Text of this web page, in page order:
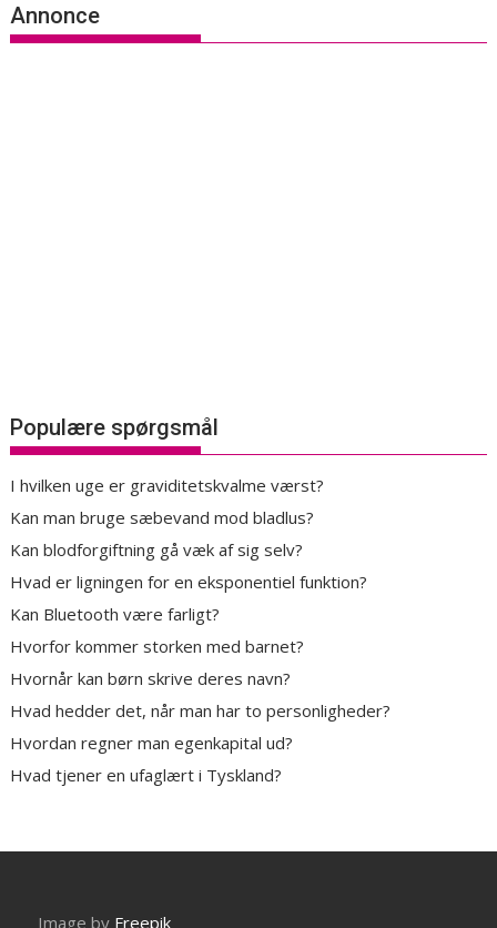
Annonce
Populære spørgsmål
I hvilken uge er graviditetskvalme værst?
Kan man bruge sæbevand mod bladlus?
Kan blodforgiftning gå væk af sig selv?
Hvad er ligningen for en eksponentiel funktion?
Kan Bluetooth være farligt?
Hvorfor kommer storken med barnet?
Hvornår kan børn skrive deres navn?
Hvad hedder det, når man har to personligheder?
Hvordan regner man egenkapital ud?
Hvad tjener en ufaglært i Tyskland?
Image by Freepik